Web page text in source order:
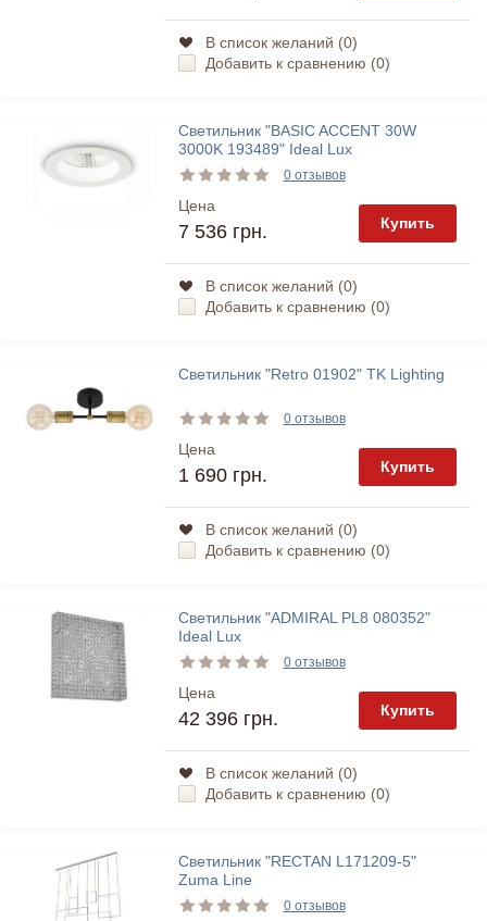
В список желаний (0)
Добавить к сравнению (0)
Светильник "BASIC ACCENT 30W
3000K 193489" Ideal Lux
0 отзывов
Цена
7 536 грн. Купить
В список желаний (0)
Добавить к сравнению (0)
Светильник "Retro 01902" TK Lighting
0 отзывов
Цена
1 690 грн. Купить
В список желаний (0)
Добавить к сравнению (0)
Светильник "ADMIRAL PL8 080352"
Ideal Lux
0 отзывов
Цена
42 396 грн. Купить
В список желаний (0)
Добавить к сравнению (0)
Светильник "RECTAN L171209-5"
Zuma Line
0 отзывов